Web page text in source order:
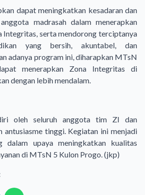
dapat meningkatkan kesadaran dan
madrasah dalam menerapkan
Integritas, serta mendorong terciptanya
yang bersih, akuntabel, dan
adanya program ini, diharapkan MTsN
menerapkan Zona Integritas di
dengan lebih mendalam.
oleh seluruh anggota tim ZI dan
antusiasme tinggi. Kegiatan ini menjadi
dalam upaya meningkatkan kualitas
di MTsN 5 Kulon Progo. (jkp)